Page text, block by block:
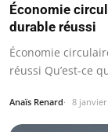
Économie
durable réussi
Économie
réussi Qu’est-ce
Anaïs Renard 8